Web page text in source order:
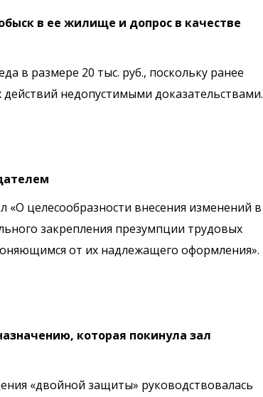
в ее жилище и допрос в качестве
в размере 20 тыс. руб., поскольку ранее
недопустимыми доказательствами.
«О целесообразности внесения изменений в
закрепления презумпции трудовых
от их надлежащего оформления».
которая покинула зал
«двойной защиты» руководствовалась